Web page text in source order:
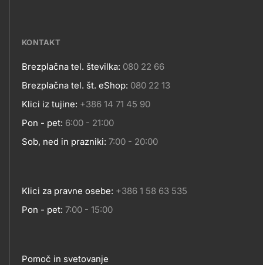
KONTAKT
Kontakt
Brezplačna tel. številka: 080 22 66
Brezplačna tel. št. eShop: 080 22 13
Klici iz tujine: +386 14 71 45 90
Pon - pet: 6:00 - 21:00
Sob, ned in prazniki: 7:00 - 20:00
Klici za pravne osebe: +386 1 58 63 535
Pon - pet: 7:00 - 15:00
Pomoč in svetovanje